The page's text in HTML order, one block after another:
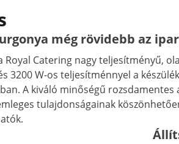
még rövidebb az
Royal Catering nagy teljesítményű,
3200 W-os teljesítménnyel a
A kiváló minőségű
tulajdonságainak